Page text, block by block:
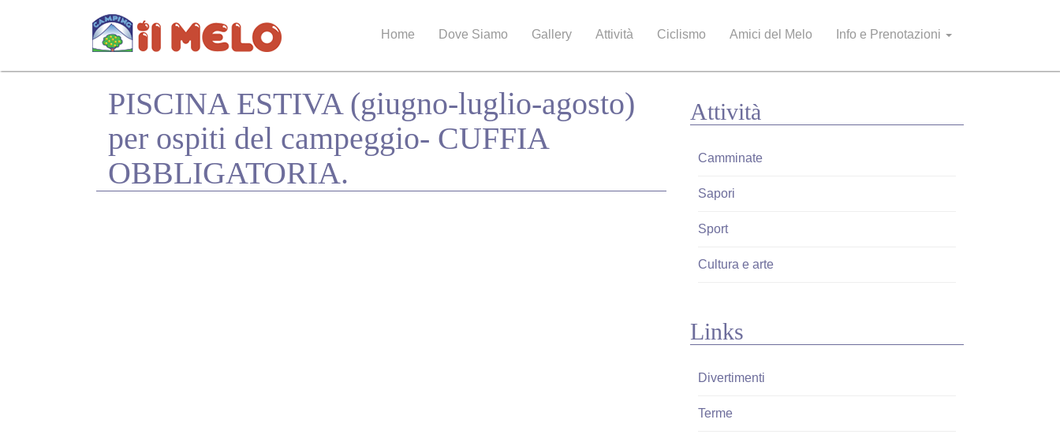
Home Dove Siamo Gallery Attività Ciclismo Amici del Melo Info e Prenotazioni
PISCINA ESTIVA (giugno-luglio-agosto)
per ospiti del campeggio- CUFFIA
OBBLIGATORIA.
Attività
Camminate
Sapori
Sport
Cultura e arte
Links
Divertimenti
Terme